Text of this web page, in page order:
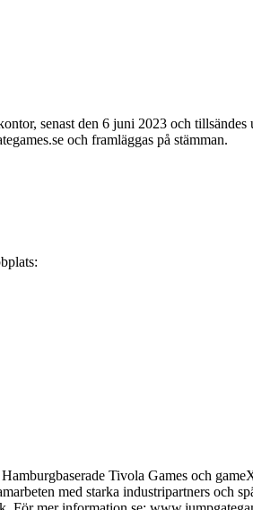
senast den 6 juni 2023 och tillsändes
och framläggas på stämman.
Tivola Games och
med starka industripartners och